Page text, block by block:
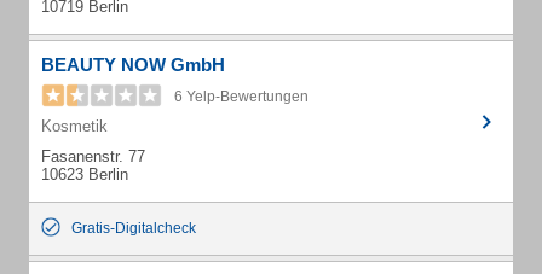
10719 Berlin
BEAUTY NOW GmbH
6 Yelp-Bewertungen
Kosmetik
Fasanenstr. 77
10623 Berlin
Gratis-Digitalcheck